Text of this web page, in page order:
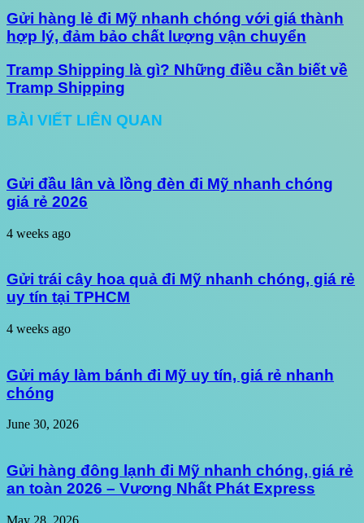
Gửi hàng lẻ đi Mỹ nhanh chóng với giá thành
hợp lý, đảm bảo chất lượng vận chuyển
Tramp Shipping là gì? Những điều cần biết về
Tramp Shipping
BÀI VIẾT LIÊN QUAN
Gửi đầu lân và lồng đèn đi Mỹ nhanh chóng
giá rẻ 2026
4 weeks ago
Gửi trái cây hoa quả đi Mỹ nhanh chóng, giá rẻ
uy tín tại TPHCM
4 weeks ago
Gửi máy làm bánh đi Mỹ uy tín, giá rẻ nhanh
chóng
June 30, 2026
Gửi hàng đông lạnh đi Mỹ nhanh chóng, giá rẻ
an toàn 2026 – Vương Nhất Phát Express
May 28, 2026